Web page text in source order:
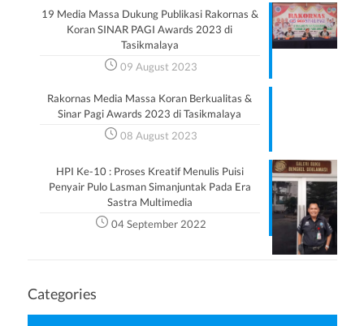
19 Media Massa Dukung Publikasi Rakornas &
Koran SINAR PAGI Awards 2023 di
Tasikmalaya
09 August 2023
Rakornas Media Massa Koran Berkualitas &
Sinar Pagi Awards 2023 di Tasikmalaya
08 August 2023
HPI Ke-10 : Proses Kreatif Menulis Puisi
Penyair Pulo Lasman Simanjuntak Pada Era
Sastra Multimedia
04 September 2022
Categories